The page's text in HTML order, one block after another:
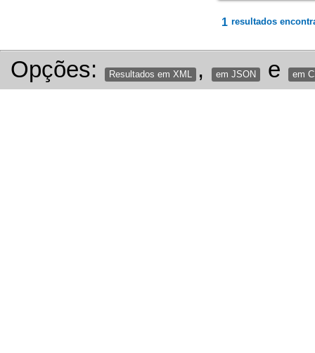
1 resultados
Opções: Resultados em XML , em JSON e em